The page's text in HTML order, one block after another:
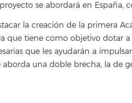
se abordará en España,
la creación de la primera
que tiene como objetivo dotar a
que les ayudarán a
aborda una doble brecha, la de